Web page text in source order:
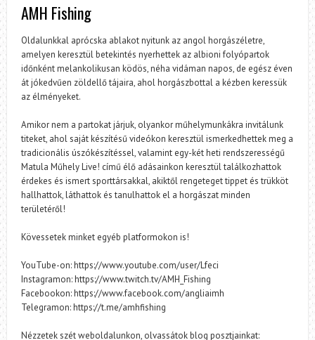
AMH Fishing
Oldalunkkal aprócska ablakot nyitunk az angol horgászéletre,
amelyen keresztül betekintés nyerhettek az albioni folyópartok
időnként melankolikusan ködös, néha vidáman napos, de egész éven
át jókedvűen zöldellő tájaira, ahol horgászbottal a kézben keressük
az élményeket.
Amikor nem a partokat járjuk, olyankor műhelymunkákra invitálunk
titeket, ahol saját készítésű videókon keresztül ismerkedhettek meg a
tradicionális úszókészítéssel, valamint egy-két heti rendszerességű
Matula Műhely Live! című élő adásainkon keresztül találkozhattok
érdekes és ismert sporttársakkal, akiktől rengeteget tippet és trükköt
hallhattok, láthattok és tanulhattok el a horgászat minden
területéről!
Kövessetek minket egyéb platformokon is!
YouTube-on: https://www.youtube.com/user/Lfeci
Instagramon: https://www.twitch.tv/AMH_Fishing
Facebookon: https://www.facebook.com/angliaimh
Telegramon: https://t.me/amhfishing
Nézzetek szét weboldalunkon, olvassátok blog posztjainkat: